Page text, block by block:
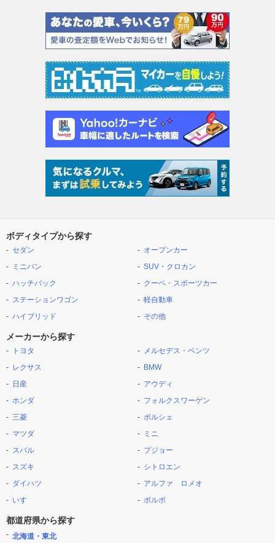
ボディタイプから探す
セダン
ミニバン
ハッチバック
ステーションワゴン
ハイブリッド
オープンカー
SUV・クロカン
クーペ・スポーツカー
軽自動車
その他
メーカーから探す
トヨタ
レクサス
日産
ホンダ
三菱
マツダ
スバル
スズキ
ダイハツ
いすゞ
メルセデス・ベンツ
BMW
アウディ
フォルクスワーゲン
ポルシェ
ミニ
プジョー
シトロエン
アルファ ロメオ
ボルボ
都道府県から探す
北海道・東北